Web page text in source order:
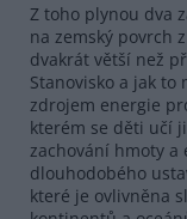
Z toho plynou dva
na zemský povrch
dvakrát větší než
Stanovisko a jak to
zdrojem energie
kterém se děti učí
zachování hmoty a
dlouhodobého
které je ovlivněna